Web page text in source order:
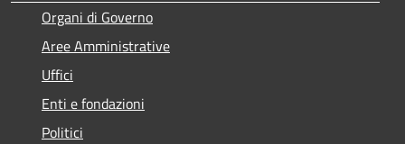
Organi di Governo
Aree Amministrative
Uffici
Enti e fondazioni
Politici